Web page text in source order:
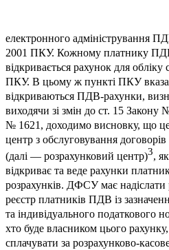
електронного адміністрування
2001 ПКУ. Кожному платнику
відкривається рахунок для
ПКУ. В цьому ж пункті ПКУ
відкриваються ПДВ-рахунки,
виходячи зі змін до ст. 15
№ 1621, доходимо висновку, що
центр з обслуговування
(далі — розрахунковий центр)3,
відкриває та веде рахунки
розрахунків. ДФСУ має
реєстр платників ПДВ із
та індивідуального податкового
хто буде власником цього
сплачувати за розрахунково-